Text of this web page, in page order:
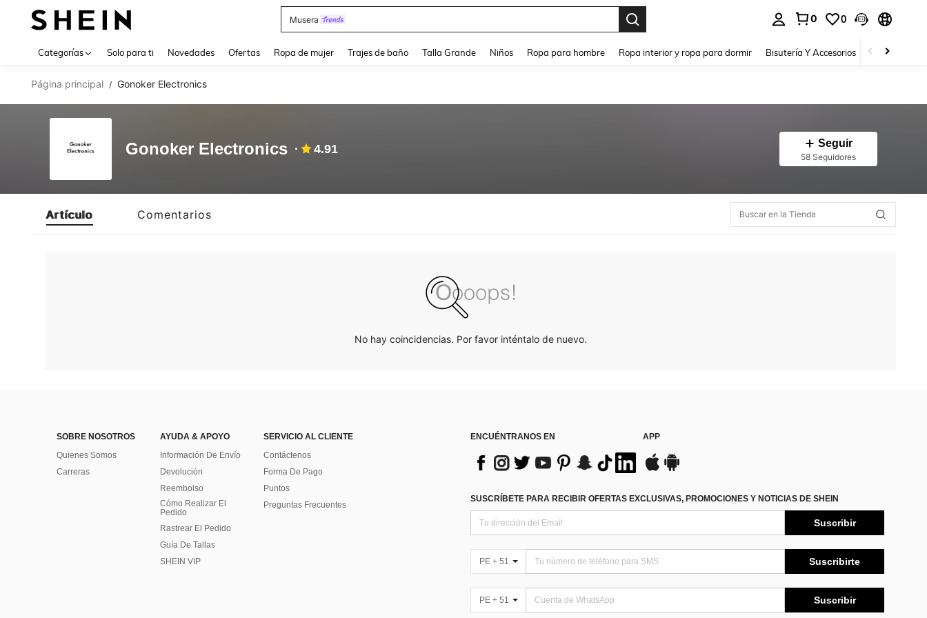
Musera
0 0
Categorías Solo para ti Novedades Ofertas Ropa de mujer Trajes de baño Talla Grande Niños Ropa para hombre Ropa interior y ropa para dormir Bisutería Y Accesorios Zapatos
Página principal / Gonoker Electronics
Gonoker Electronics 4.91 Seguir
58 Seguidores
Artículo Comentarios
No hay coincidencias. Por favor inténtalo de nuevo.
SOBRE NOSOTROS
Quienes Somos
Carreras
AYUDA & APOYO
Información De Envío
Devolución
Reembolso
Cómo Realizar El
Pedido
Rastrear El Pedido
Guía De Tallas
SHEIN VIP
SERVICIO AL CLIENTE
Contáctenos
Forma De Pago
Puntos
Preguntas Frecuentes
ENCUÉNTRANOS EN APP
SUSCRÍBETE PARA RECIBIR OFERTAS EXCLUSIVAS, PROMOCIONES Y NOTICIAS DE SHEIN
Suscribir
PE + 51 Suscribirte
PE + 51 Suscribir